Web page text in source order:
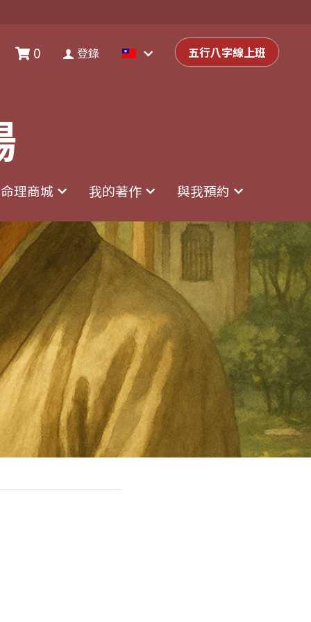
命理商城 我的著作 與我預約
0 登錄 五行八字線上班
命理商城 我的著作 與我預約
0 登錄 五行八字線上班